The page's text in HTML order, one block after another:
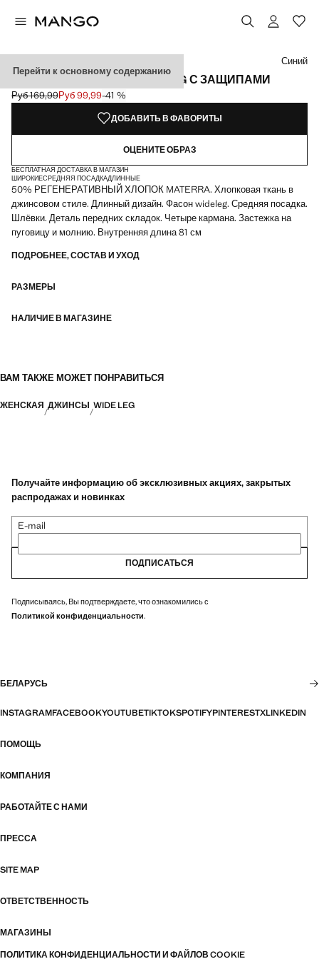
Перейти к основному содержанию
ШИРОКИЕ ДЖИНСЫ WIDE LEG С ЗАЩИПАМИ
Начальная цена зачеркнута [Руб 169,99 ]
Руб 169,99
Текущая цена [Руб 99,99 ]
Руб 99,99-41 %
Выберите цвет
Цвет Грязно-белый
Цвет Синий средний
Цвет Черный деним
Синий
ДОБАВИТЬ В ФАВОРИТЫ
ОЦЕНИТЕ ОБРАЗ
БЕСПЛАТНАЯ ДОСТАВКА В МАГАЗИН
ШИРОКИЕСРЕДНЯЯ ПОСАДКАДЛИННЫЕ
50% РЕГЕНЕРАТИВНЫЙ ХЛОПОК MATERRA. Хлопковая ткань в
джинсовом стиле. Длинный дизайн. Фасон wideleg. Средняя посадка.
Шлёвки. Деталь передних складок. Четыре кармана. Застежка на
пуговицу и молнию. Внутренняя длина 81 см
ПОДРОБНЕЕ, СОСТАВ И УХОД
РАЗМЕРЫ
НАЛИЧИЕ В МАГАЗИНЕ
ВАМ ТАКЖЕ МОЖЕТ ПОНРАВИТЬСЯ
ЖЕНСКАЯ ДЖИНСЫ WIDE LEG
Получайте информацию об эксклюзивных акциях, закрытых
распродажах и новинках
E-mail
ПОДПИСАТЬСЯ
Подписываясь, Вы подтверждаете, что ознакомились с
Политикой конфиденциальности.
БЕЛАРУСЬ
INSTAGRAMFACEBOOKYOUTUBETIKTOKSPOTIFYPINTERESTXLINKEDIN
ПОМОЩЬ
КОМПАНИЯ
РАБОТАЙТЕ С НАМИ
ПРЕССА
SITE MAP
ОТВЕТСТВЕННОСТЬ
МАГАЗИНЫ
ПОЛИТИКА КОНФИДЕНЦИАЛЬНОСТИ И ФАЙЛОВ COOKIE